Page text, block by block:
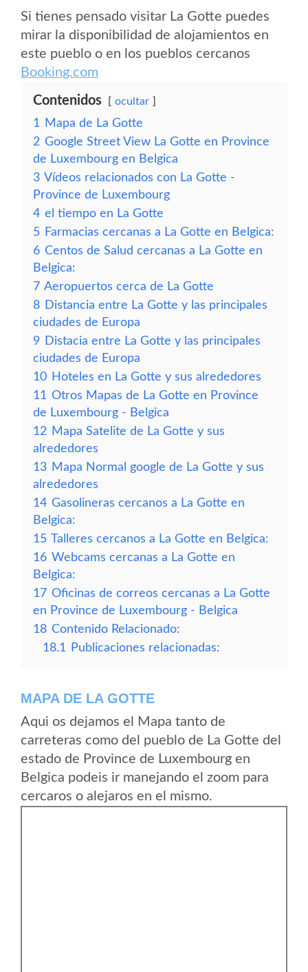
Si tienes pensado visitar La Gotte puedes
mirar la disponibilidad de alojamientos en
este pueblo o en los pueblos cercanos
Booking.com
Contenidos ocultar
1
Mapa de La Gotte
2 Google Street View La Gotte en Province
de Luxembourg en Belgica
3 Vídeos relacionados con La Gotte -
Province de Luxembourg
4 el tiempo en La Gotte
5 Farmacias cercanas a La Gotte en Belgica:
6 Centos de Salud cercanas a La Gotte en
Belgica:
7 Aeropuertos cerca de La Gotte
8 Distancia entre La Gotte y las principales
ciudades de Europa
9 Distacia entre La Gotte y las principales
ciudades de Europa
10 Hoteles en La Gotte y sus alrededores
11 Otros Mapas de La Gotte en Province
de Luxembourg - Belgica
12 Mapa Satelite de La Gotte y sus
alrededores
13 Mapa Normal google de La Gotte y sus
alrededores
14 Gasolineras cercanos a La Gotte en
Belgica:
15 Talleres cercanos a La Gotte en Belgica:
16 Webcams cercanas a La Gotte en
Belgica:
17 Oficinas de correos cercanas a La Gotte
en Province de Luxembourg - Belgica
18 Contenido Relacionado:
18.1
Publicaciones relacionadas:
MAPA DE LA GOTTE
Aqui os dejamos el Mapa tanto de
carreteras como del pueblo de La Gotte del
estado de Province de Luxembourg en
Belgica podeis ir manejando el zoom para
cercaros o alejaros en el mismo.